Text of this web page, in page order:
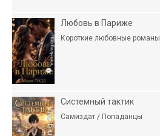
Любовь в Париже
Короткие любовные романы
Системный тактик
Самиздат / Попаданцы